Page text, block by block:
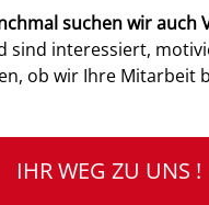
suchen wir auch
sind interessiert,
ob wir Ihre Mitarbeit
IHR WEG ZU UNS !